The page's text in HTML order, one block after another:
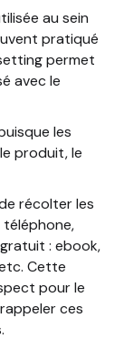
au sein
pratiqué
permet
avec le
les
produit, le
récolter les
: ebook,
Cette
pour le
ces